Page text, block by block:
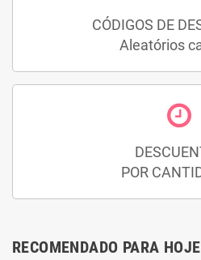
CÓDIGOS DE
Aleatórios
POR
RECOMENDADO PARA HOJE